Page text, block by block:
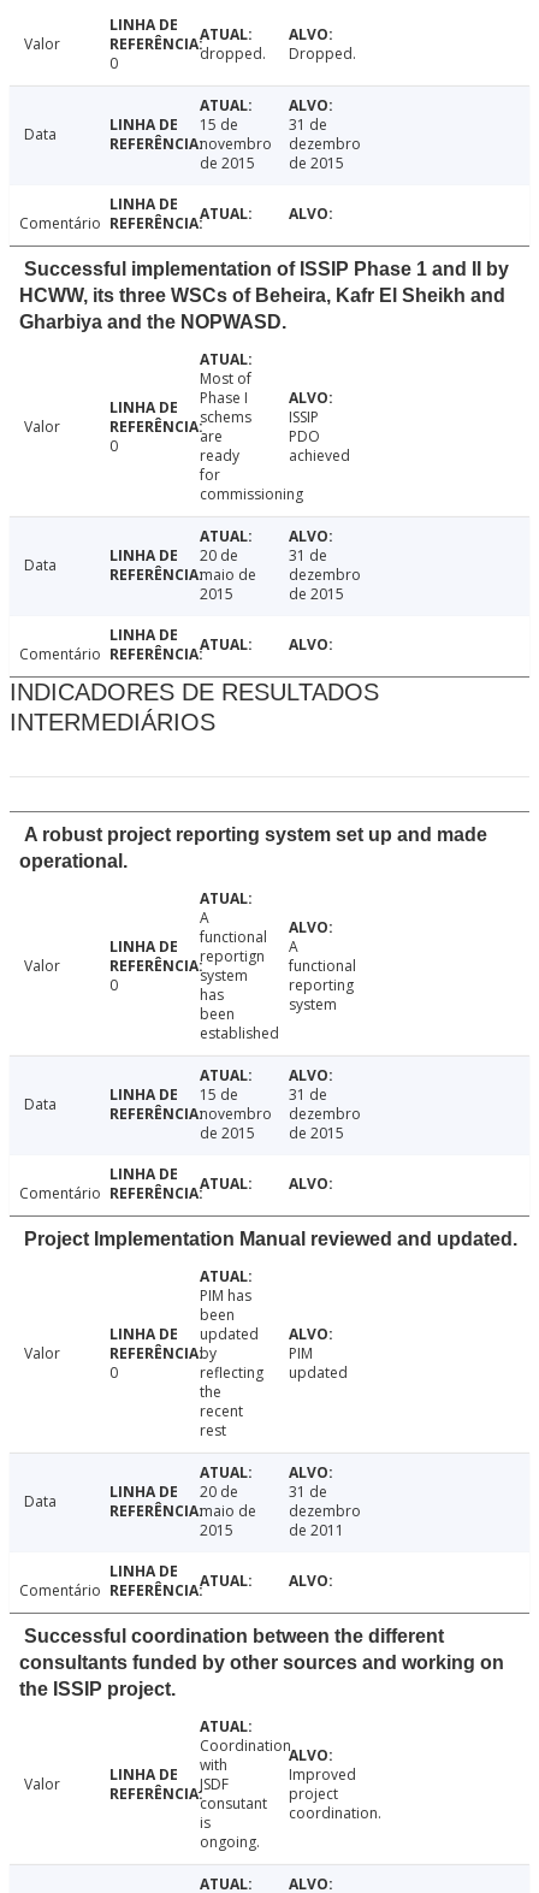
Valor
0
dropped. Dropped.
Data
15 de
novembro
de 2015
31 de
dezembro
de 2015
Comentário
Successful implementation of ISSIP Phase 1 and II by
HCWW, its three WSCs of Beheira, Kafr El Sheikh and
Gharbiya and the NOPWASD.
Valor
0
Most of
Phase I
schems
are
ready
for
commissioning
ISSIP
PDO
achieved
Data
20 de
maio de
2015
31 de
dezembro
de 2015
Comentário
INDICADORES DE RESULTADOS
INTERMEDIÁRIOS
A robust project reporting system set up and made
operational.
Valor
0
A
functional
reportign
system
has
been
established
A
functional
reporting
system
Data
15 de
novembro
de 2015
31 de
dezembro
de 2015
Comentário
Project Implementation Manual reviewed and updated.
Valor
0
PIM has
been
updated
by
reflecting
the
recent
rest
PIM
updated
Data
20 de
maio de
2015
31 de
dezembro
de 2011
Comentário
Successful coordination between the different
consultants funded by other sources and working on
the ISSIP project.
Valor
Coordination
with
JSDF
consutant
is
ongoing.
Improved
project
coordination.